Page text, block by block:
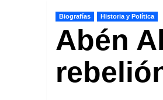
Biografías Historia y Política
Abén